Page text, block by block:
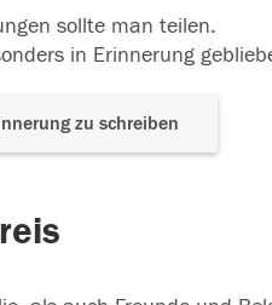
sollte man teilen.
in Erinnerung
zu schreiben